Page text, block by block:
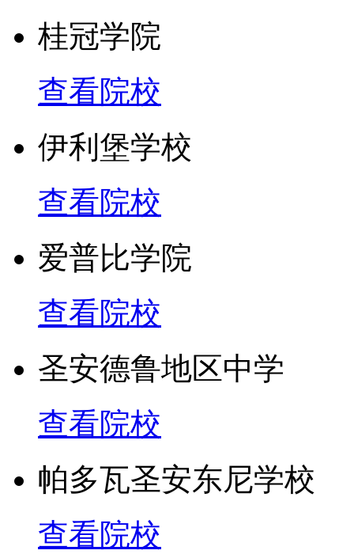
美操中心、壁球馆、健
育场。
约克大学是加国第三大
城市兼金融中心多伦多
中心，近6万在校学生和
布在世界各地。 约克许
Schulich商学院、
甚至世界堪称一流：商
第一，世界前二十；法
09年排名第一；09年在
中名列全球第41名；在
桂冠学院
查看院校
伊利堡学校
查看院校
爱普比学院
查看院校
圣安德鲁地区中学
查看院校
帕多瓦圣安东尼学校
查看院校